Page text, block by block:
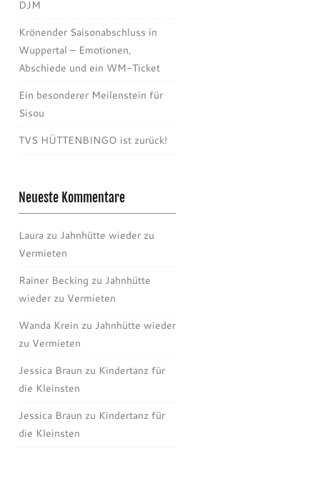
DJM
Krönender Saisonabschluss in
Wuppertal – Emotionen,
Abschiede und ein WM-Ticket
Ein besonderer Meilenstein für
Sisou
TVS HÜTTENBINGO ist zurück!
Neueste Kommentare
Laura zu Jahnhütte wieder zu
Vermieten
Rainer Becking zu Jahnhütte
wieder zu Vermieten
Wanda Krein zu Jahnhütte wieder
zu Vermieten
Jessica Braun zu Kindertanz für
die Kleinsten
Jessica Braun zu Kindertanz für
die Kleinsten